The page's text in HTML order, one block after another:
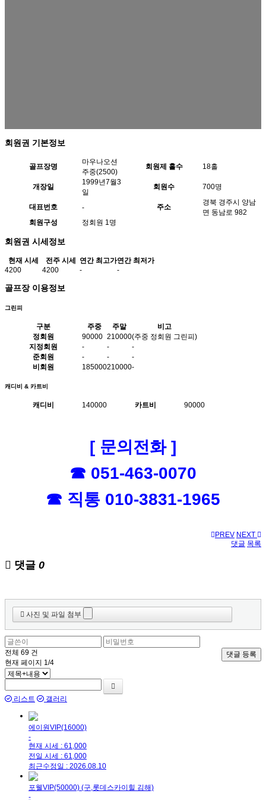
회원권 기본정보
골프장명
마우나오션
주중(2500)
회원제 홀수 18홀
개장일
1999년7월3
일
회원수 700명
대표번호 - 주소
경북 경주시 양남
면 동남로 982
회원구성
정회원 1명
회원권 시세정보
현재 시세 전주 시세 연간 최고가연간 최저가
4200
4200 - -
골프장 이용정보
그린피
구분 주중 주말
비고
정회원
90000 210000(주중 정회원 그린피)
지정회원
- -
-
준회원
- -
-
비회원
185000210000-
캐디비 & 카트비
캐디비 140000 카트비 90000
[ 문의전화 ]
☎ 051-463-0070
☎ 직통 010-3831-1965
PREV NEXT
댓글 목록
댓글 0
사진 및 파일 첨부
댓글 등록
전체 69 건
현재 페이지 1/4
리스트 갤러리
에이원VIP(16000)
-
현재 시세 : 61,000
전일 시세 : 61,000
최근수정일 : 2026.08.10
포웰VIP(50000) (구,롯데스카이힐 김해)
-